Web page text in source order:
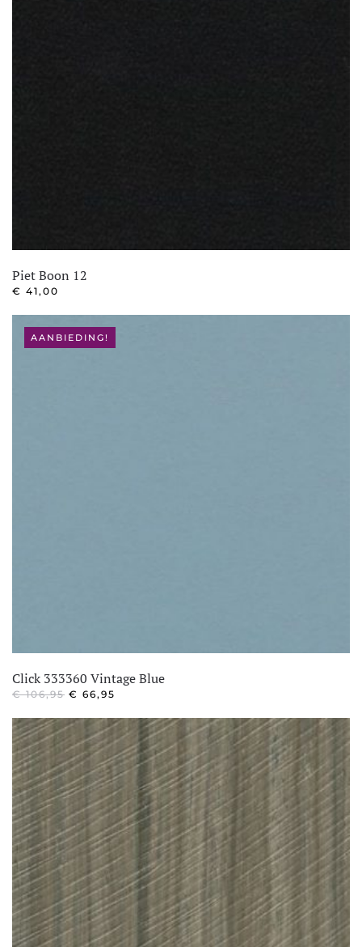
Piet Boon 12
€ 41,00
AANBIEDING!
Click 333360 Vintage Blue
€106,95 OORSPRONKELIJKE
WAS:
€ 106,95.
€ 66,95
IS:
€ 66,95.